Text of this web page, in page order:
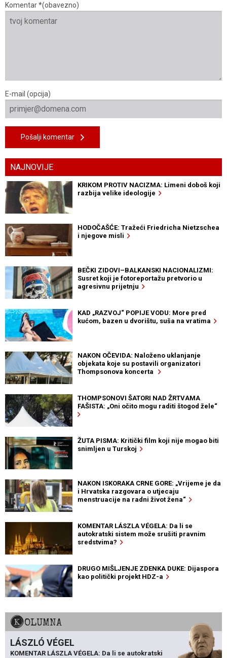
Komentar *(obavezno)
E-mail (opcija)
Pošalji komentar
NAJNOVIJE
KRIKOM PROTIV NACIZMA: Limeni doboš koji
razbija velike ideologije
HODOČAŠĆE: Tražeći Friedricha Nietzschea
i njegove misli
BEČKI ZIDOVI–BALKANSKI NACIONALIZMI:
Susret koji je fotoreportažu pretvorio u
agresivnu prijetnju
KAD „RAZVOJ“ POPIJE VODU: More pred
kućom, bazen u dvorištu, suša na vratima
NAKON OČEVIDA: Naloženo uklanjanje
objekata koje su postavili organizatori
Thompsonova koncerta
THOMPSONOVI ŠATORI NAD ŽRTVAMA
FAŠISTA: „Oni očito mogu raditi štogod žele“
ŽUTA PISMA: Kritički film koji nije mogao biti
snimljen u Turskoj
NAKON ISKORAKA CRNE GORE: „Vrijeme je da
i Hrvatska razgovara o utjecaju
menstruacije na radni život žena“
KOMENTAR LÁSZLA VÉGELA: Da li se
autokratski sistem može srušiti pravnim
sredstvima?
DRUGO MIŠLJENJE ZDENKA DUKE: Dijaspora
kao politički projekt HDZ-a
KOLUMNA
LÁSZLÓ VÉGEL
KOMENTAR LÁSZLA VÉGELA: Da li se autokratski